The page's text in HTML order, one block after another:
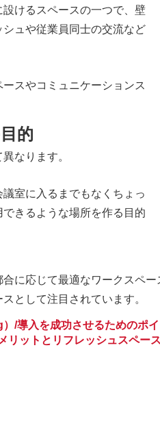
けるスペースの一つで、壁
ュや従業員同士の交流など
スやコミュニケーションス
的
なります。
室に入るまでもなくちょっ
きるような場所を作る目的
に応じて最適なワークスペ
として注目されています。
/導入を成功させるためのポ
リットとリフレッシュスペー